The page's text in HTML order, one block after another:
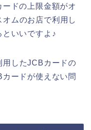
ドの上限金額がオ
ムのお店で利用し
いいですよ♪
用したJCBカードの
カードが使えない問